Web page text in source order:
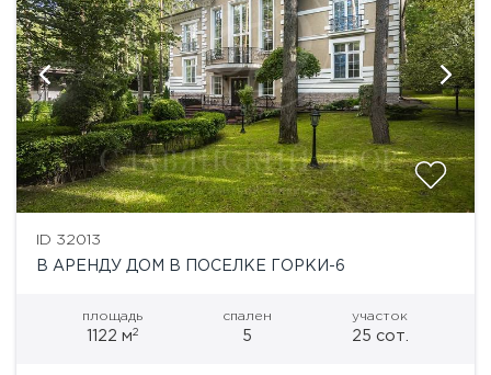
ID 32013
В АРЕНДУ ДОМ В ПОСЕЛКЕ ГОРКИ-6
площадь
1122 м2
спален
5
участок
25 сот.